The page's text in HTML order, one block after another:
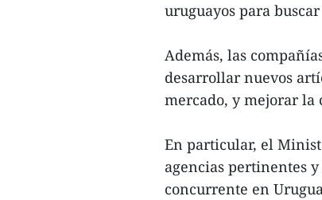
uruguayos para
Además, las
desarrollar nuevos
mercado, y mejorar la
En particular, el
agencias pertinentes
concurrente en